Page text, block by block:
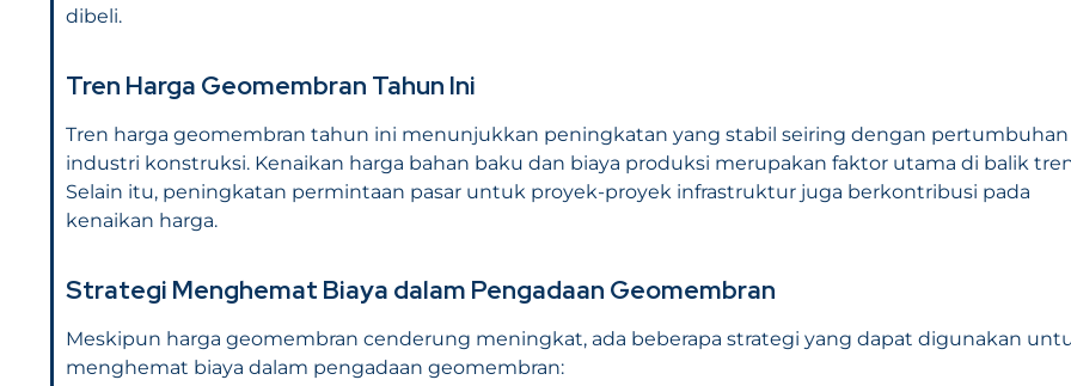
dibeli.
Tren Harga Geomembran Tahun Ini
Tren harga geomembran tahun ini menunjukkan peningkatan yang stabil seiring dengan pertumbuhan
industri konstruksi. Kenaikan harga bahan baku dan biaya produksi merupakan faktor utama di balik
Selain itu, peningkatan permintaan pasar untuk proyek-proyek infrastruktur juga berkontribusi pada
kenaikan harga.
Strategi Menghemat Biaya dalam Pengadaan Geomembran
Meskipun harga geomembran cenderung meningkat, ada beberapa strategi yang dapat digunakan
menghemat biaya dalam pengadaan geomembran: